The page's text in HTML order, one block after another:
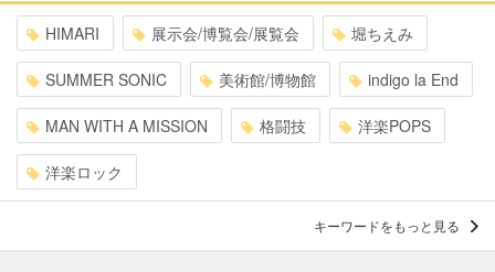
HIMARI 展示会/博覧会/展覧会 堀ちえみ
SUMMER SONIC 美術館/博物館 indigo la End
MAN WITH A MISSION 格闘技 洋楽POPS
洋楽ロック
キーワードをもっと見る